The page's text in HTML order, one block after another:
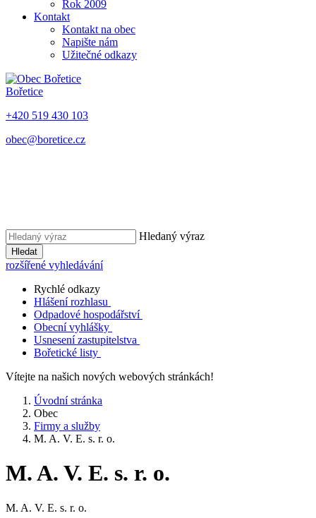
Rok 2009
Kontakt
Kontakt na obec
Napište nám
Užitečné odkazy
Bořetice
+420 519 430 103
obec@boretice.cz
Hledaný výraz
Hledat
rozšířené vyhledávání
Rychlé odkazy
Hlášení rozhlasu
Odpadové hospodářství
Obecní vyhlášky
Usnesení zastupitelstva
Bořetické listy
Vítejte na našich nových webových stránkách!
Úvodní stránka
Obec
Firmy a služby
M. A. V. E. s. r. o.
M. A. V. E. s. r. o.
M. A. V. E. s. r. o.